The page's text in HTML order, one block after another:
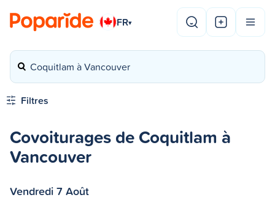
FR▾
Coquitlam à Vancouver
Filtres
Covoiturages de Coquitlam à
Vancouver
Vendredi 7 Août